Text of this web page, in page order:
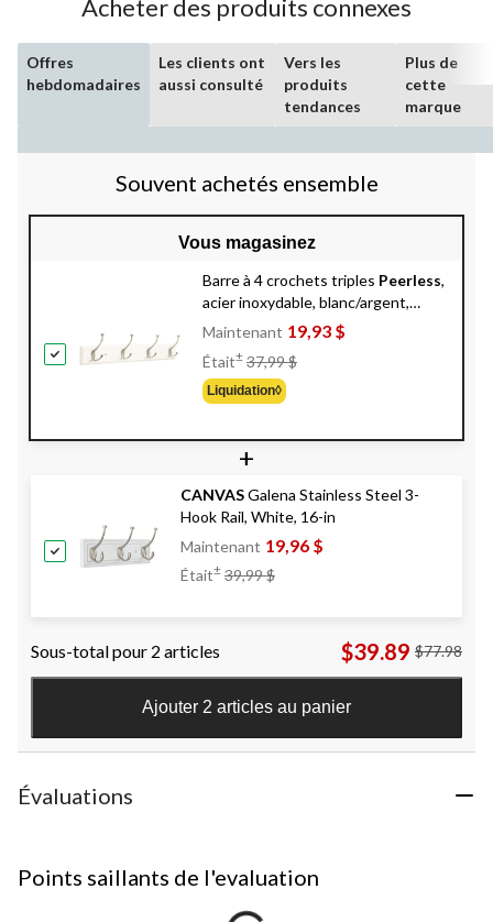
Acheter des produits connexes
Offres
hebdomadaires
Les clients ont
aussi consulté
Vers les
produits
tendances
Plus de
cette
marque
Souvent achetés ensemble
Vous magasinez
Barre à 4 crochets triples Peerless,
acier inoxydable, blanc/argent,
27 po
Maintenant 19,93 $
Était± 37,99 $
Liquidation◊
+
CANVASGalena Stainless Steel 3-
Hook Rail, White, 16-in
Maintenant 19,96 $
Était± 39,99 $
Sous-total pour 2 articles $39.89 $77.98
Ajouter 2 articles au panier
Évaluations
Points saillants de l'evaluation